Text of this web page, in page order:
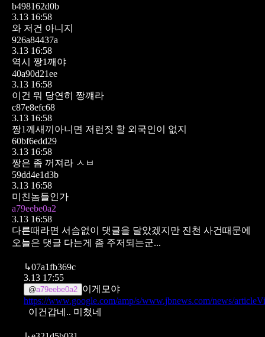
b498162d0b
3.13 16:58
와 저건 아니지
926a84437a
3.13 16:58
역시 짱1깨야
40a90d21ee
3.13 16:58
이건 뭐 당연히 짱꺠라
c87e8efc68
3.13 16:58
짱1께새끼아니면 저런짓 할 외국인이 없지
60bf6edd29
3.13 16:58
짱은 좀 꺼져라 ㅅㅂ
59dd4e1d3b
3.13 16:58
미친놈들인가
a79eebe0a2
3.13 16:58
다른때라면 서슴없이 댓글을 달았겠지만 진천 사건때문에
오늘은 댓글 다는게 좀 주저되는군...
↳07a1fb369c
3.13 17:55
@a79eebe0a2 이게모야
https://www.google.com/amp/s/www.jbnews.com/news/
이건갑네.. 미쳤네